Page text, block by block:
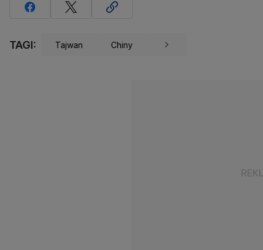
TAGI: Tajwan Chiny